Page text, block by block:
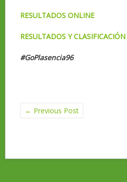
RESULTADOS ONLINE
RESULTADOS Y CLASIFICACIÓN
#GoPlasencia96
← Previous Post